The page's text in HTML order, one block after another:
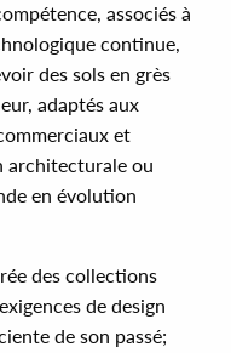
associés à
continue,
des sols en grès
adaptés aux
et
architecturale ou
en évolution
des collections
de design
de son passé;